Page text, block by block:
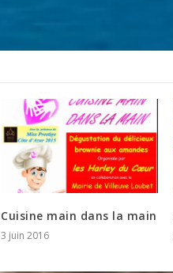
Cuisine main dans la main
3 juin 2016